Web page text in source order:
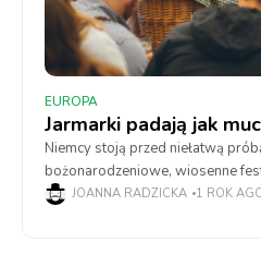
EUROPA
Jarmarki padają jak
Niemcy stoją przed niełatwą
bożonarodzeniowe, wiosenne
wydarzenia, które od pokoleń
JOANNA RADZICKA 1 ROK